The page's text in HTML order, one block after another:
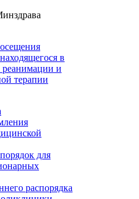
в
реанимации и
терапии
для
распорядка